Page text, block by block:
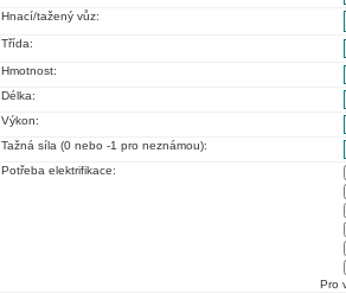
Hnací/tažený vůz:
Třída:
Hmotnost:
Délka:
Výkon:
Tažná síla (0 nebo -1 pro neznámou):
Potřeba elektrifikace:
Pro